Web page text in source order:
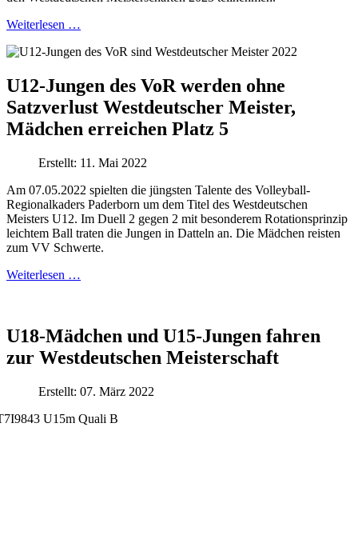
Weiterlesen …
U12-Jungen des VoR werden ohne
Satzverlust Westdeutscher Meister,
Mädchen erreichen Platz 5
Erstellt: 11. Mai 2022
Am 07.05.2022 spielten die jüngsten Talente des Volleyball-
Regionalkaders Paderborn um dem Titel des Westdeutschen
Meisters U12. Im Duell 2 gegen 2 mit besonderem Rotationsprinzip
leichtem Ball traten die Jungen in Datteln an. Die Mädchen reisten
zum VV Schwerte.
Weiterlesen …
U18-Mädchen und U15-Jungen fahren
zur Westdeutschen Meisterschaft
Erstellt: 07. März 2022